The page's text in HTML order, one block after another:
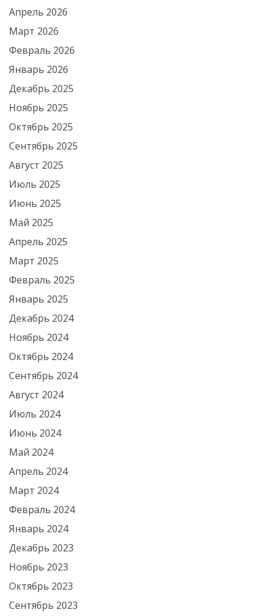
Апрель 2026
Март 2026
Февраль 2026
Январь 2026
Декабрь 2025
Ноябрь 2025
Октябрь 2025
Сентябрь 2025
Август 2025
Июль 2025
Июнь 2025
Май 2025
Апрель 2025
Март 2025
Февраль 2025
Январь 2025
Декабрь 2024
Ноябрь 2024
Октябрь 2024
Сентябрь 2024
Август 2024
Июль 2024
Июнь 2024
Май 2024
Апрель 2024
Март 2024
Февраль 2024
Январь 2024
Декабрь 2023
Ноябрь 2023
Октябрь 2023
Сентябрь 2023